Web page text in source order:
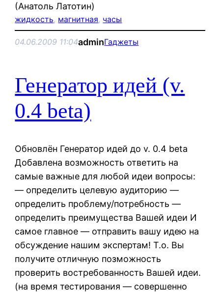
(Анатоль Латотин)
жидкость, магнитная, часы
04.06.2009 11:04adminГаджеты
Генератор идей (v.
0.4 beta)
Обновлён Генератор идей до v. 0.4 beta
Добавлена возможность ответить на
самые важные для любой идеи вопросы:
— определить целевую аудиторию —
определить проблему/потребность —
определить преимущества Вашей идеи И
самое главное — отправить вашу идею на
обсуждение нашим экспертам! Т.о. Вы
получите отличную позможность
проверить востребованность Вашей идеи.
(на время тестирования — совершенно